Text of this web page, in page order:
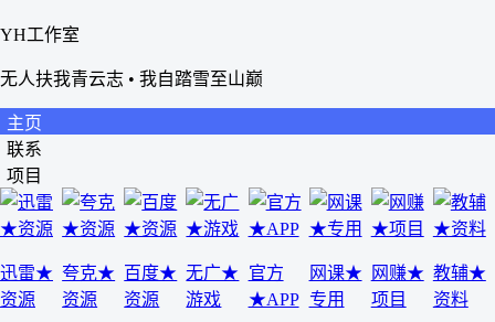
YH工作室
无人扶我青云志 • 我自踏雪至山巅
主页
联系
项目
迅雷★
资源
夸克★
资源
百度★
资源
无广★
游戏
官方
★APP
网课★
专用
网赚★
项目
教辅★
资料